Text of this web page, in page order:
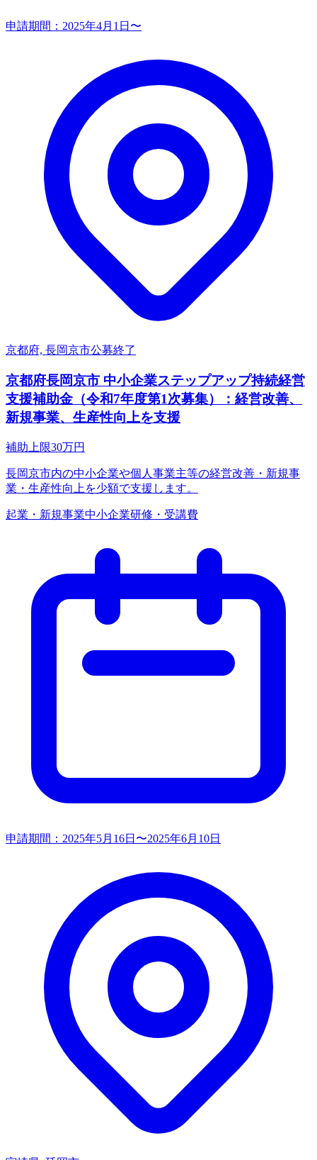
申請期間： 2025年4月1日〜
京都府, 長岡京市公募終了
京都府長岡京市 中小企業ステップアップ持続経営
支援補助金（令和7年度第1次募集）：経営改善、
新規事業、生産性向上を支援
補助上限30万円
長岡京市内の中小企業や個人事業主等の経営改善・新規事
業・生産性向上を少額で支援します。
起業・新規事業中小企業研修・受講費
申請期間： 2025年5月16日〜2025年6月10日